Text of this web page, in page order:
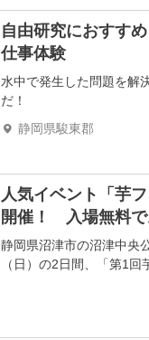
自由研究におすす
仕事体験
水中で発生した問題を解
だ！
静岡県駿東郡
人気イベント「芋
開催！ 入場無料で
静岡県沼津市の沼津中央
（日）の2日間、「第1